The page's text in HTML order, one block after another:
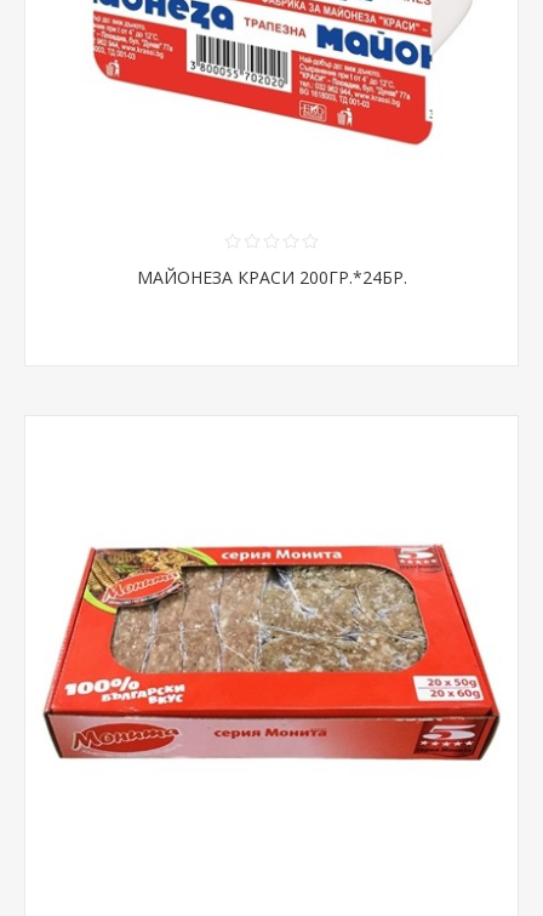
МАЙОНЕЗА КРАСИ 200ГР.*24БР.